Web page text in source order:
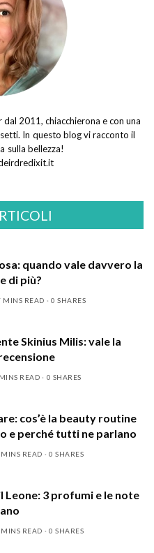
2011, chiacchierona e con una
In questo blog vi racconto il
sulla bellezza!
quando vale davvero la
di più?
MINS READ 0 SHARES
Skinius Milis: vale la
READ 0 SHARES
cos’è la beauty routine
e perché tutti ne parlano
READ 0 SHARES
Leone: 3 profumi e le note
READ 0 SHARES